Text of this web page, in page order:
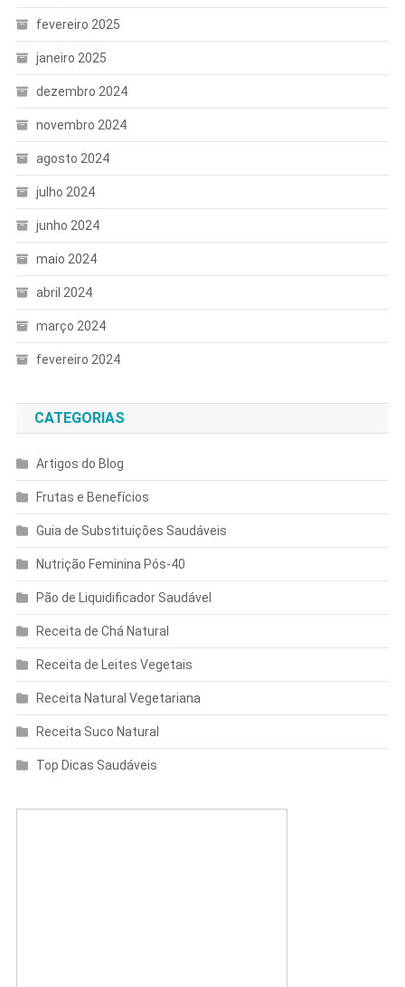
fevereiro 2025
janeiro 2025
dezembro 2024
novembro 2024
agosto 2024
julho 2024
junho 2024
maio 2024
abril 2024
março 2024
fevereiro 2024
CATEGORIAS
Artigos do Blog
Frutas e Benefícios
Guia de Substituições Saudáveis
Nutrição Feminina Pós-40
Pão de Liquidificador Saudável
Receita de Chá Natural
Receita de Leites Vegetais
Receita Natural Vegetariana
Receita Suco Natural
Top Dicas Saudáveis